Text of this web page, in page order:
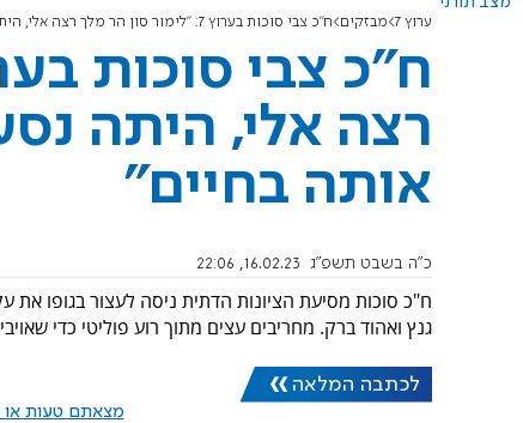
ערוץ 7 מבזקים ח"כ צבי סוכות בערוץ 7: "לימור סון הר מלך רצה אלי, היתה נסערת כמו שלא ראיתי אותה בחיים"
רצה אלי, היתה
אותה בחיים"
כ"ה בשבט תשפ"ג 16.02.23, 22:06
ח"כ סוכות מסיעת הציונות הדתית ניסה לעצור בגופו את
גנץ ואהוד ברק. מחריבים עצים מתוך רוע פוליטי כדי
לכתבה המלאה
מצאתם טעות או